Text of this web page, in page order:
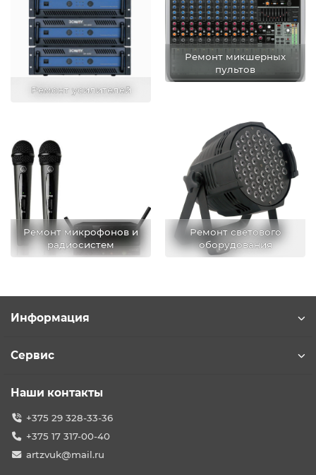
Ремонт усилителей
Ремонт микшерных
пультов
Ремонт микрофонов и
радиосистем
Ремонт светового
оборудования
Информация
Сервис
Наши контакты
+375 29 328-33-36
+375 17 317-00-40
artzvuk@mail.ru